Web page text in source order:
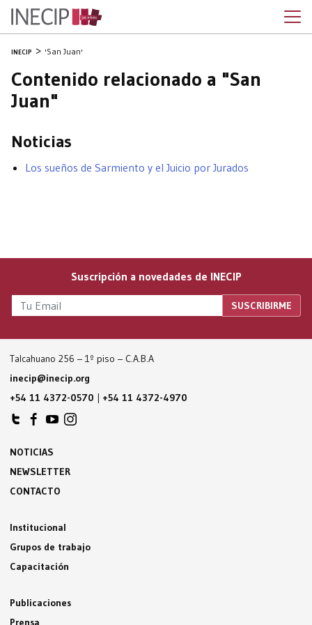
INECIP 'San Juan'
Contenido relacionado a "San
Juan"
Noticias
Los sueños de Sarmiento y el Juicio por Jurados
Suscripción a novedades de INECIP
Talcahuano 256 – 1º piso – C.A.B.A
inecip@inecip.org
+54 11 4372-0570 | +54 11 4372-4970
NOTICIAS
NEWSLETTER
CONTACTO
Institucional
Grupos de trabajo
Capacitación
Publicaciones
Prensa